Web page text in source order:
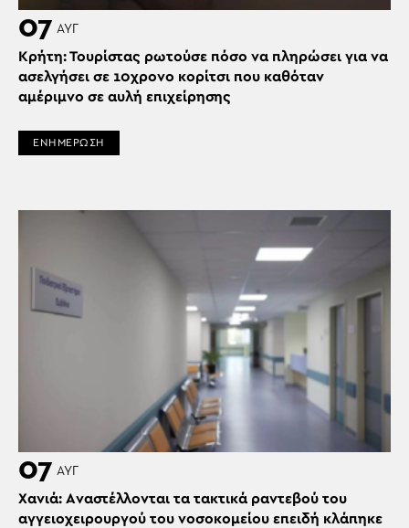
07 ΑΥΓ
Κρήτη: Τουρίστας ρωτούσε πόσο να πληρώσει για να
ασελγήσει σε 10χρονο κορίτσι που καθόταν
αμέριμνο σε αυλή επιχείρησης
ΕΝΗΜΕΡΩΣΗ
07 ΑΥΓ
Χανιά: Aναστέλλονται τα τακτικά ραντεβού του
αγγειοχειρουργού του νοσοκομείου επειδή κλάπηκε